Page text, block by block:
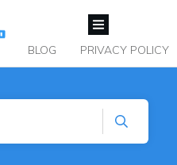
BLOG PRIVACY POLICY